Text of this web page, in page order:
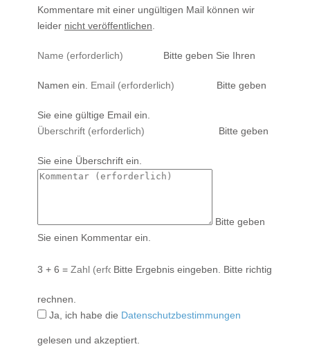
Kommentare mit einer ungültigen Mail können wir
leider nicht veröffentlichen
Bitte geben Sie Ihren
Namen ein. Bitte geben
Sie eine gültige Email ein.
Bitte geben
Sie eine Überschrift ein.
Bitte geben
Sie einen Kommentar ein.
3 + 6 = Bitte Ergebnis eingeben. Bitte richtig
rechnen.
Ja, ich habe die Datenschutzbestimmungen
gelesen und akzeptiert.